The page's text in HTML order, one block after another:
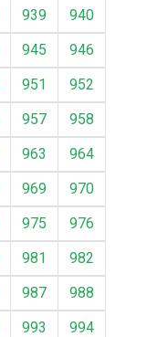
939
940
945
946
951
952
957
958
963
964
969
970
975
976
981
982
987
988
993
994